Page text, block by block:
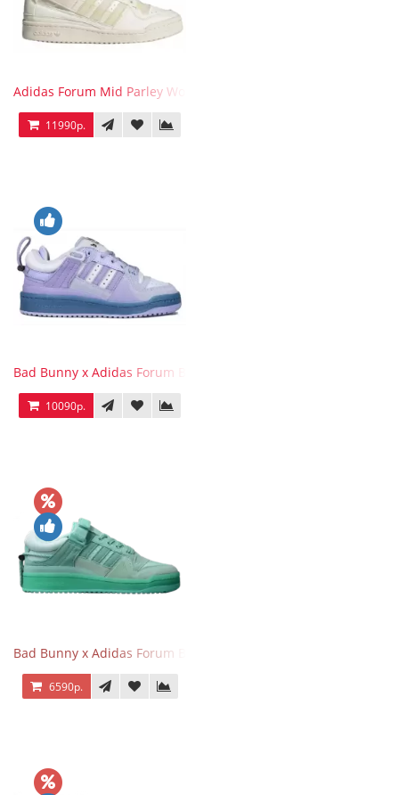
Adidas Forum Mid Parley Wonder White
11990р.
Bad Bunny x Adidas Forum Buckle Low Purple Blue
10090р.
Bad Bunny x Adidas Forum Buckle Low Mint Blue
6590р.